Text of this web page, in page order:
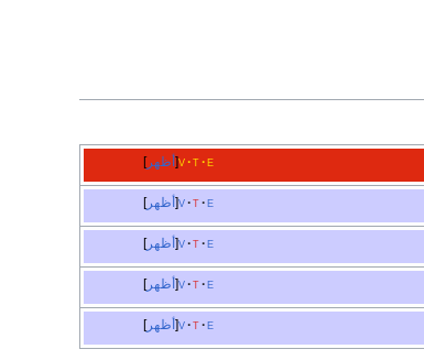
أظهر v t e
أظهر v t e
أظهر v t e
أظهر v t e
أظهر v t e